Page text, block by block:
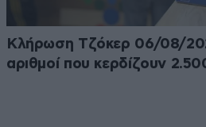
Κλήρωση Τζόκερ 06/08/
αριθμοί που κερδίζουν